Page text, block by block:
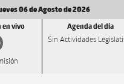
06 de Agosto de 2026
en vivo Agenda del día
Sin Actividades